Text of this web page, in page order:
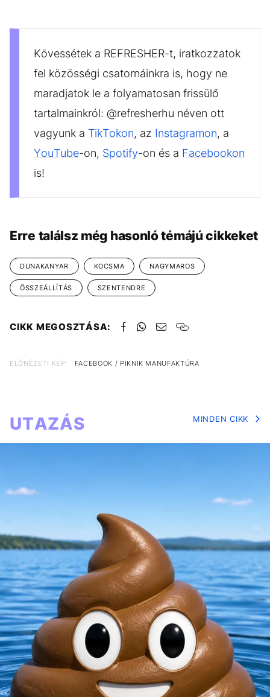
Kövessétek a REFRESHER-t, iratkozzatok
fel közösségi csatornáinkra is, hogy ne
maradjatok le a folyamatosan frissülő
tartalmainkról: @refresherhu néven ott
vagyunk a TikTokon, az Instagramon, a
YouTube-on, Spotify-on és a Facebookon
is!
Erre találsz még hasonló témájú cikkeket
DUNAKANYAR KOCSMA NAGYMAROS
ÖSSZEÁLLÍTÁS SZENTENDRE
CIKK MEGOSZTÁSA:
ELŐNÉZETI KÉP: FACEBOOK / PIKNIK MANUFAKTÚRA
UTAZÁS MINDEN CIKK